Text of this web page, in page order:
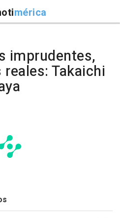
mérica
imprudentes,
Takaichi